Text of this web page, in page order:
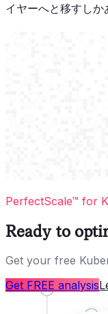
イヤーへと移すしか
PerfectScale™ for
Ready to
Get your free
Get FREE analysis